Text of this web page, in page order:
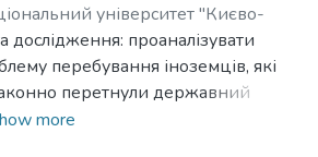
університет "Києво-
академія",2025)
Владислав
дослідження: проаналізувати
перебування іноземців, які
перетнули державний
України та оселилися на
more